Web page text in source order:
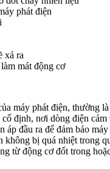
phát điện
xả ra
mát động cơ
máy phát điện, thường
định, nơi dòng điện
áp đầu ra để đảm bảo
không bị quá nhiệt trong
từ động cơ đốt trong